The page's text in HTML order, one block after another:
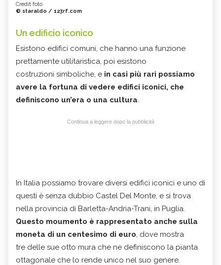
Credit foto
© staraldo / 123rf.com
Un edificio iconico
Esistono edifici comuni, che hanno una funzione
prettamente utilitaristica, poi esistono
costruzioni simboliche, e in casi più rari possiamo
avere la fortuna di vedere edifici iconici, che
definiscono un’era o una cultura.
Continua a leggere dopo la pubblicità
In Italia possiamo trovare diversi edifici iconici e uno di
questi è senza dubbio Castel Del Monte, e si trova
nella provincia di Barletta-Andria-Trani, in Puglia.
Questo moumento è rappresentato anche sulla
moneta di un centesimo di euro, dove mostra
tre delle sue otto mura che ne definiscono la pianta
ottagonale che lo rende unico nel suo genere.